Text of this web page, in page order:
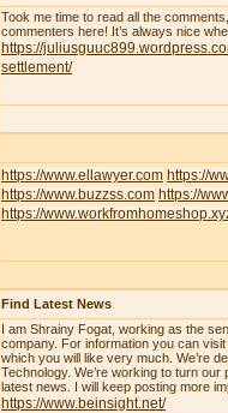
Took me time to read all the
commenters here! It’s always nice
https://
settlement/
https://www.ellawyer.com https://
https://www.buzzss.com https://
https://
Find Latest News
I am Shrainy Fogat, working as the
company. For information you can
which you will like very much. We’re
Technology. We’re working to turn
latest news. I will keep posting more
https://www.beinsight.net/